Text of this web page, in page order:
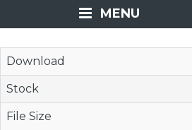
MENU
Download
Stock
File Size